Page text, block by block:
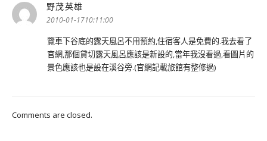
野茂英雄
示:
2010-01-1710:11:00
覽車下谷底的露天風呂不用預約,住宿客人是免費的.我去看了
官網,那個貸切露天風呂應該是新設的,當年我沒看過,看圖片的
景色應該也是設在溪谷旁.(官網記載旅館有整修過)
Comments are closed.